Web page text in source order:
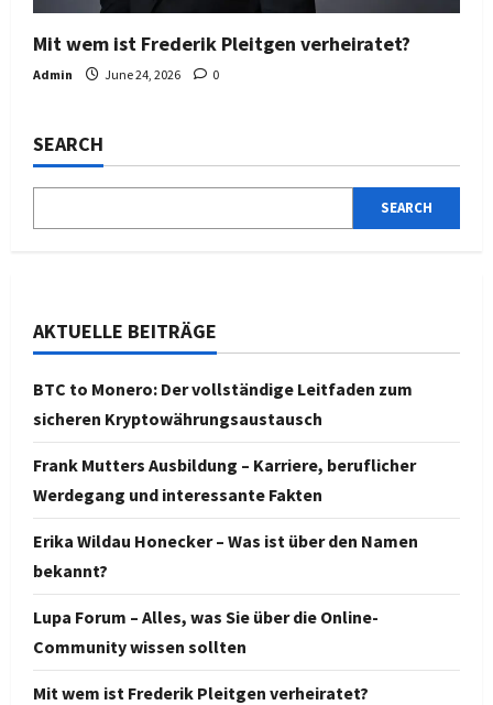
Mit wem ist Frederik Pleitgen verheiratet?
Admin June 24, 2026 0
SEARCH
SEARCH
AKTUELLE BEITRÄGE
BTC to Monero: Der vollständige Leitfaden zum
sicheren Kryptowährungsaustausch
Frank Mutters Ausbildung – Karriere, beruflicher
Werdegang und interessante Fakten
Erika Wildau Honecker – Was ist über den Namen
bekannt?
Lupa Forum – Alles, was Sie über die Online-
Community wissen sollten
Mit wem ist Frederik Pleitgen verheiratet?